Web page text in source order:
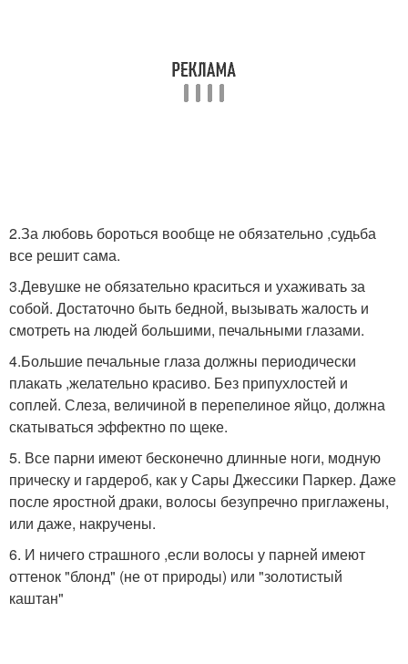
2.За любовь бороться вообще не обязательно ,судьба
все решит сама.
3.Девушке не обязательно краситься и ухаживать за
собой. Достаточно быть бедной, вызывать жалость и
смотреть на людей большими, печальными глазами.
4.Большие печальные глаза должны периодически
плакать ,желательно красиво. Без припухлостей и
соплей. Слеза, величиной в перепелиное яйцо, должна
скатываться эффектно по щеке.
5. Все парни имеют бесконечно длинные ноги, модную
прическу и гардероб, как у Сары Джессики Паркер. Даже
после яростной драки, волосы безупречно приглажены,
или даже, накручены.
6. И ничего страшного ,если волосы у парней имеют
оттенок "блонд" (не от природы) или "золотистый
каштан"